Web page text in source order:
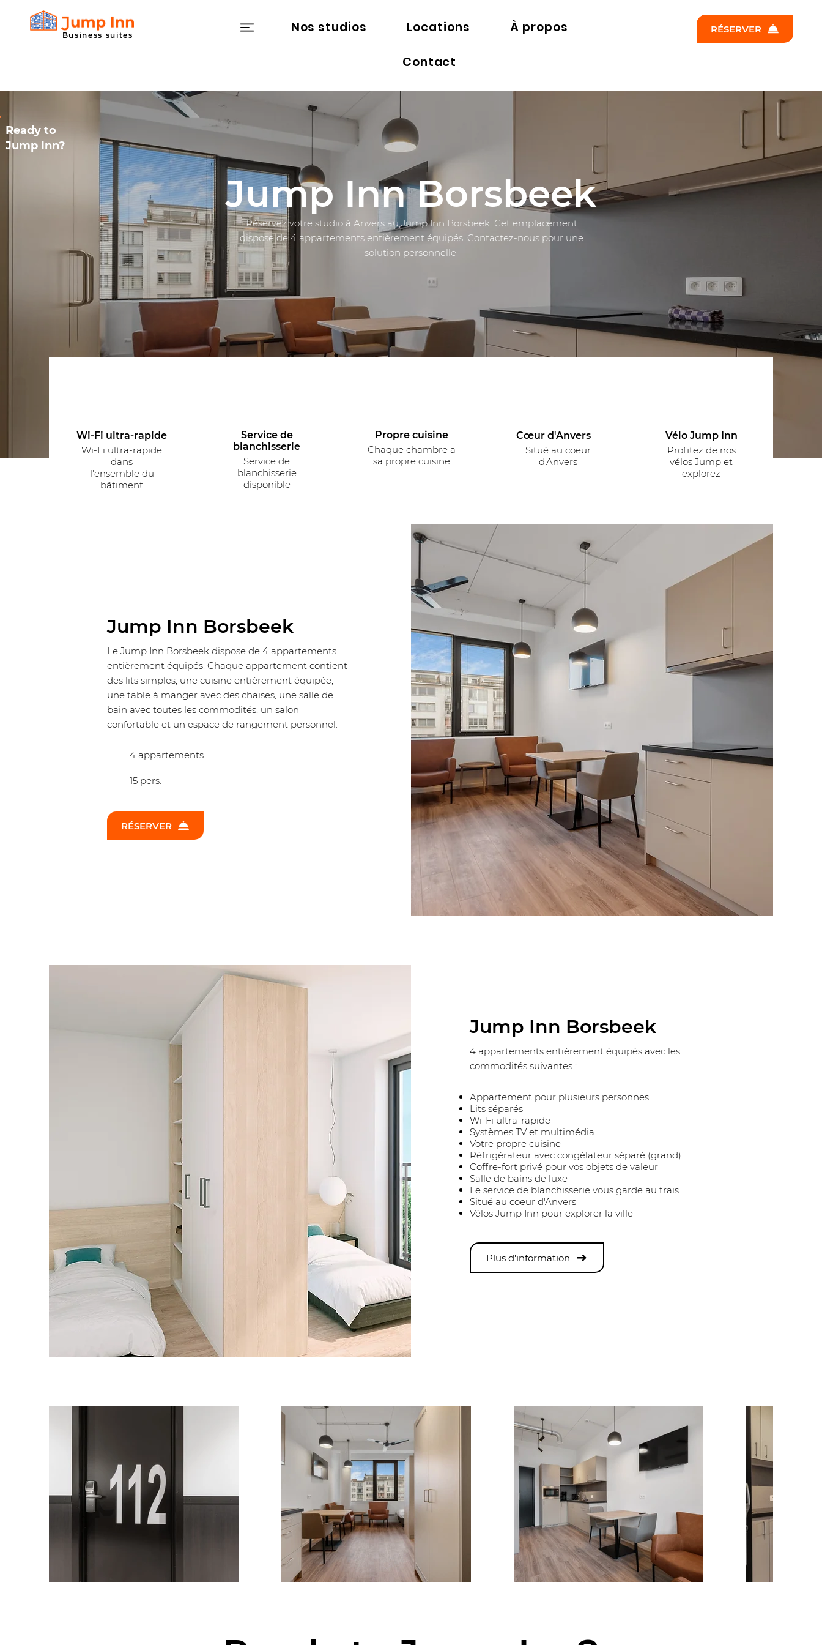
Ready to
Jump Inn?
Business suites Nos studios Locations À propos
Contact
RÉSERVER
Jump Inn Borsbeek
Réservez votre studio à Anvers au Jump Inn Borsbeek. Cet emplacement
dispose de 4 appartements entièrement équipés. Contactez-nous pour une
solution personnelle.
Wi-Fi ultra-rapide
Wi-Fi ultra-rapide
dans
l'ensemble du
bâtiment
Service de
blanchisserie
Service de
blanchisserie
disponible
Propre cuisine
Chaque chambre a
sa propre cuisine
Cœur d'Anvers
Situé au coeur
d'Anvers
Vélo Jump Inn
Profitez de nos
vélos Jump et
explorez
Jump Inn Borsbeek
Le Jump Inn Borsbeek dispose de 4 appartements
entièrement équipés. Chaque appartement contient
des lits simples, une cuisine entièrement équipée,
une table à manger avec des chaises, une salle de
bain avec toutes les commodités, un salon
confortable et un espace de rangement personnel.
4 appartements
15 pers.
RÉSERVER
Jump Inn Borsbeek
4 appartements entièrement équipés avec les
commodités suivantes :
Appartement pour plusieurs personnes
Lits séparés
Wi-Fi ultra-rapide
Systèmes TV et multimédia
Votre propre cuisine
Réfrigérateur avec congélateur séparé (grand)
Coffre-fort privé pour vos objets de valeur
Salle de bains de luxe
Le service de blanchisserie vous garde au frais
Situé au coeur d'Anvers
Vélos Jump Inn pour explorer la ville
Plus d'information